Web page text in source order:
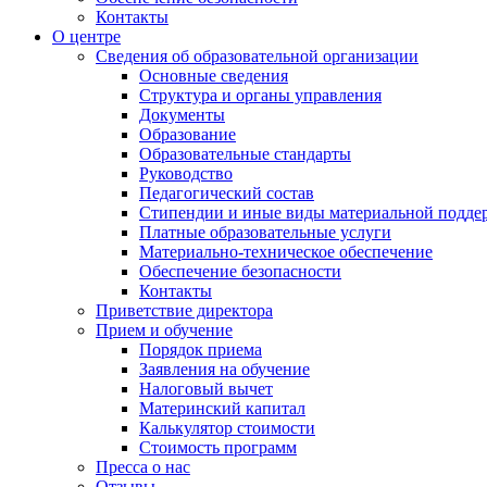
Контакты
О центре
Сведения об образовательной организации
Основные сведения
Структура и органы управления
Документы
Образование
Образовательные стандарты
Руководство
Педагогический состав
Стипендии и иные виды материальной
Платные образовательные услуги
Материально-техническое обеспечение
Обеспечение безопасности
Контакты
Приветствие директора
Прием и обучение
Порядок приема
Заявления на обучение
Налоговый вычет
Материнский капитал
Калькулятор стоимости
Стоимость программ
Пресса о нас